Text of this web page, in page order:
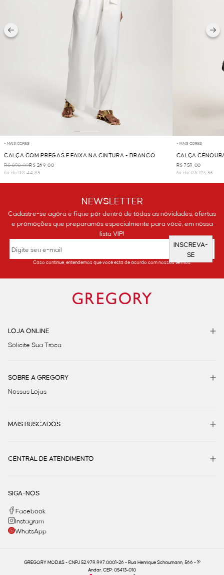
+ MAIS CORES
CALÇA COM PREGAS E FAIXA NA CINTURA - BRANCO
R$ 898,00R$ 269,00
6x de R$ 44,83
+ MAIS CORES
CALÇA
R$ 758,00
6x de R$ 126,33
NEWSLETTER
Cadastre-se agora e fique por dentro de todas as novidades, ofertas
e promoções que preparamos especialmente para você, em nossa
lista VIP!
INSCREVA-
SE
Caso continue, entendemos que você está de acordo com nossos termos.
LOJA ONLINE
Solicite Sua Troca
SOBRE A GREGORY
Nossas Lojas
MAIS BUSCADOS
CENTRAL DE ATENDIMENTO
SIGA-NOS
Facebook
Instagram
WhatsApp
GREGORY MODAS - CNPJ 52.978.897.0001-26 - Rua Henrique Schaumann, 566 - 1º
Andar, CEP: 05413-010